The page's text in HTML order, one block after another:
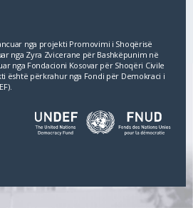
nga projekti Promovimi i Shoqërisë
nga Zyra Zvicerane për Bashkëpunim në
nga Fondacioni Kosovar për Shoqëri Civile
është përkrahur nga Fondi për Demokraci i